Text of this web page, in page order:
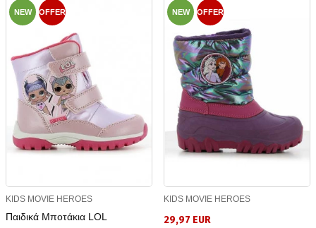
NEW OFFER
KIDS MOVIE HEROES
Παιδικά Μποτάκια LOL
NEW OFFER
KIDS MOVIE HEROES
29,97 EUR